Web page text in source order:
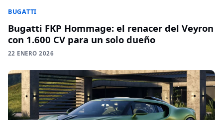
BUGATTI
Bugatti FKP Hommage: el renacer del Veyron
con 1.600 CV para un solo dueño
22 ENERO 2026